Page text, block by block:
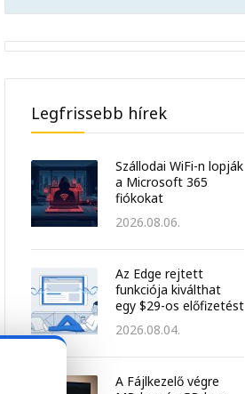
Legfrissebb hírek
Szállodai WiFi-n lopják
a Microsoft 365
fiókokat
2026.08.06.
Az Edge rejtett
funkciója kiválthat
egy $29-os előfizetést
2026.08.04.
A Fájlkezelő végre